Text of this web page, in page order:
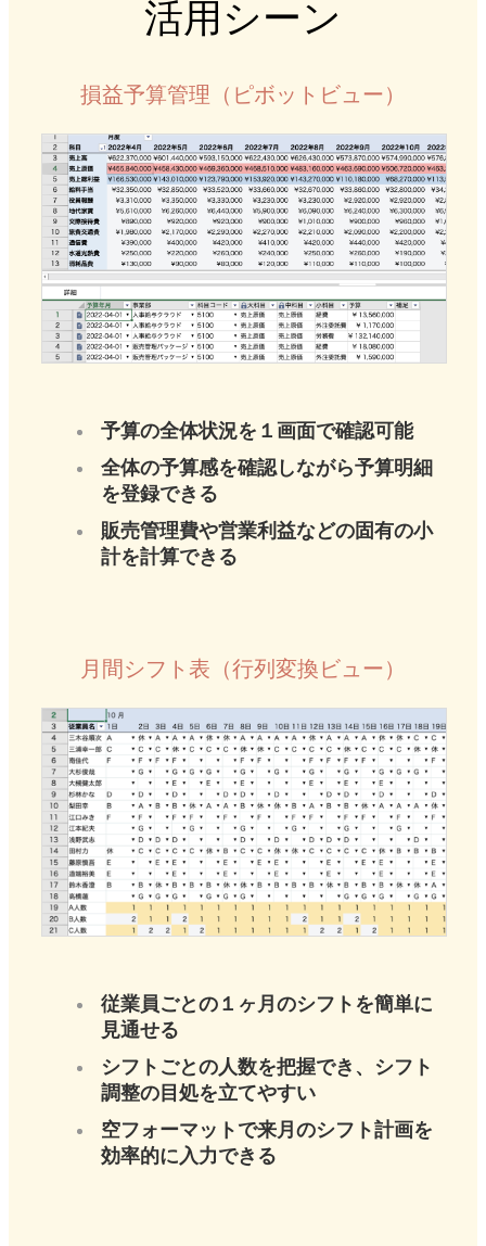
活用シーン
損益予算管理（ピボットビュー）
予算の全体状況を１画面で確認可能
全体の予算感を確認しながら予算明細
を登録できる
販売管理費や営業利益などの固有の小
計を計算できる
月間シフト表（行列変換ビュー）
従業員ごとの１ヶ月のシフトを簡単に
見通せる
シフトごとの人数を把握でき、シフト
調整の目処を立てやすい
空フォーマットで来月のシフト計画を
効率的に入力できる